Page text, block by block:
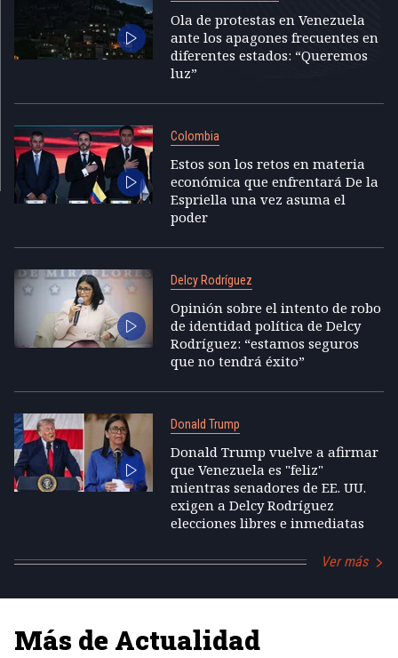
Ola de protestas en Venezuela
ante los apagones frecuentes en
diferentes estados: “Queremos
luz”
Colombia
Estos son los retos en materia
económica que enfrentará De la
Espriella una vez asuma el
poder
Delcy Rodríguez
Opinión sobre el intento de robo
de identidad política de Delcy
Rodríguez: “estamos seguros
que no tendrá éxito”
Donald Trump
Donald Trump vuelve a afirmar
que Venezuela es "feliz"
mientras senadores de EE. UU.
exigen a Delcy Rodríguez
elecciones libres e inmediatas
Ver más
Más de Actualidad